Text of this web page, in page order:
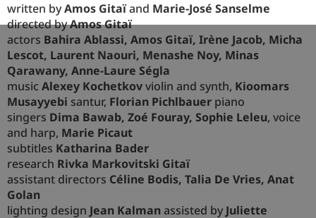
written byAmos Gitaïand Marie-José Sanselme
directed byAmos Gitaï
actors Bahira Ablassi, Amos Gitaï, Irène Jacob, Micha
Lescot, Laurent Naouri, Menashe Noy, Minas
Qarawany, Anne-Laure Ségla
music Alexey Kochetkovviolin and synth, Kioomars
Musayyebi santur, Florian Pichlbauer piano
singers Dima Bawab, Zoé Fouray, Sophie Leleu, voice
and harp, Marie Picaut
subtitles Katharina Bader
research Rivka Markovitski Gitaï
assistant directors Céline Bodis, Talia De Vries, Anat
Golan
lighting design Jean Kalmanassisted by Juliette